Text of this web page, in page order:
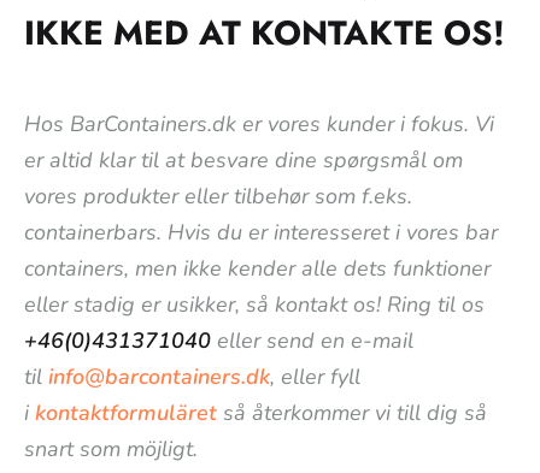
IKKE MED AT KONTAKTE OS!
Hos BarContainers.dk er vores kunder i fokus. Vi
er altid klar til at besvare dine spørgsmål om
vores produkter eller tilbehør som f.eks.
containerbars. Hvis du er interesseret i vores bar
containers, men ikke kender alle dets funktioner
eller stadig er usikker, så kontakt os! Ring til os
+46(0)431371040 eller send en e-mail
til info@barcontainers.dk, eller fyll
i kontaktformuläret så återkommer vi till dig så
snart som möjligt.